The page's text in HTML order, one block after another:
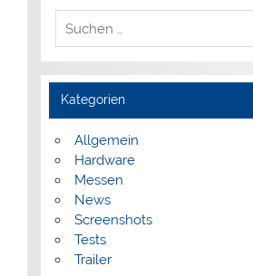
Kategorien
Allgemein
Hardware
Messen
News
Screenshots
Tests
Trailer